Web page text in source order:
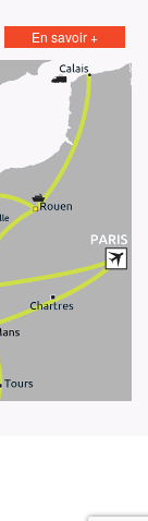
En savoir +